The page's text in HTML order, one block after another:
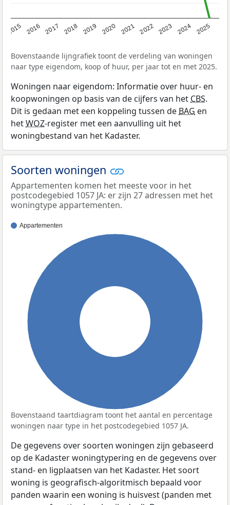
2015 2016 2017 2018 2019 2020 2021 2022 2023 2024 2025
Bovenstaande lijngrafiek toont de verdeling van woningen
naar type eigendom, koop of huur, per jaar tot en met 2025.
Woningen naar eigendom: Informatie over huur- en
koopwoningen op basis van de cijfers van het CBS.
Dit is gedaan met een koppeling tussen de BAG en
hetWOZ-register met een aanvulling uit het
woningbestand van het Kadaster.
Soorten woningen
Appartementen komen het meeste voor in het
postcodegebied 1057 JA: er zijn 27 adressen met het
woningtype appartementen.
Appartementen
Bovenstaand taartdiagram toont het aantal en percentage
woningen naar type in het postcodegebied 1057 JA.
De gegevens over soorten woningen zijn gebaseerd
op de Kadaster woningtypering en de gegevens over
stand- en ligplaatsen van het Kadaster. Het soort
woning is geografisch-algoritmisch bepaald voor
panden waarin een woning is huisvest (panden met